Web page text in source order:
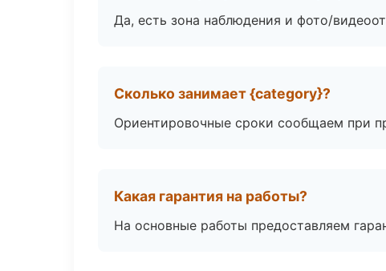
Да, есть зона наблюдения и фото/
Сколько занимает {category}?
Ориентировочные сроки сообщаем при
Какая гарантия на работы?
На основные работы предоставляем